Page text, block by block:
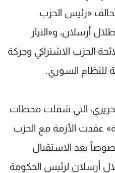
«رئيس الحزب
أرسلان، و«التيار
الحزب الاشتراكي وحركة
للنظام السوري.
التي شملت محطات
عقدت الأزمة مع الحزب
بعد الاستقبال
أرسلان لرئيس الحكومة